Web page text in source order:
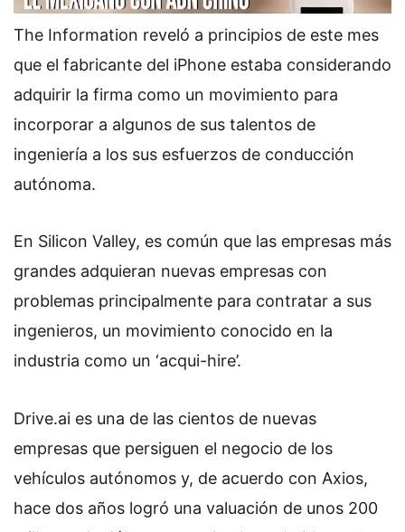
The Information reveló a principios de este mes
que el fabricante del iPhone estaba considerando
adquirir la firma como un movimiento para
incorporar a algunos de sus talentos de
ingeniería a los sus esfuerzos de conducción
autónoma.
En Silicon Valley, es común que las empresas más
grandes adquieran nuevas empresas con
problemas principalmente para contratar a sus
ingenieros, un movimiento conocido en la
industria como un ‘acqui-hire’.
Drive.ai es una de las cientos de nuevas
empresas que persiguen el negocio de los
vehículos autónomos y, de acuerdo con Axios,
hace dos años logró una valuación de unos 200